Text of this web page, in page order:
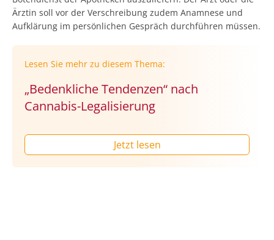
Ärztin soll vor der Verschreibung zudem Anamnese und
Aufklärung im persönlichen Gespräch durchführen müssen.
Lesen Sie mehr zu diesem Thema:
„Bedenkliche Tendenzen“ nach
Cannabis-Legalisierung
Jetzt lesen